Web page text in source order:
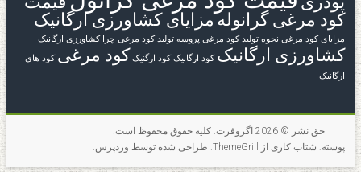
کود مرغی گرانولهمزایای کشاورزی ارگانیک
مزایای کود مرغی نحوه تولید کود مرغی پروسه تولید کود مرغی چرا کشاورزی ارگانیک
کشاورزی ارگانیک کود ارگانیک کود ارگنیک کود مرغی کود های
ارگانیک
حق نشر © 2026 اگروفرت. کلیه حقوق محفوظ است.
پوسته: شتابکاری از ThemeGrill. طراحی شده توسط وردپرس.